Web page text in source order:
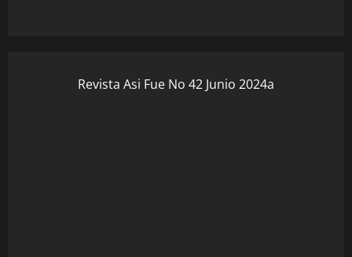
Revista Asi Fue No 42 Junio 2024a